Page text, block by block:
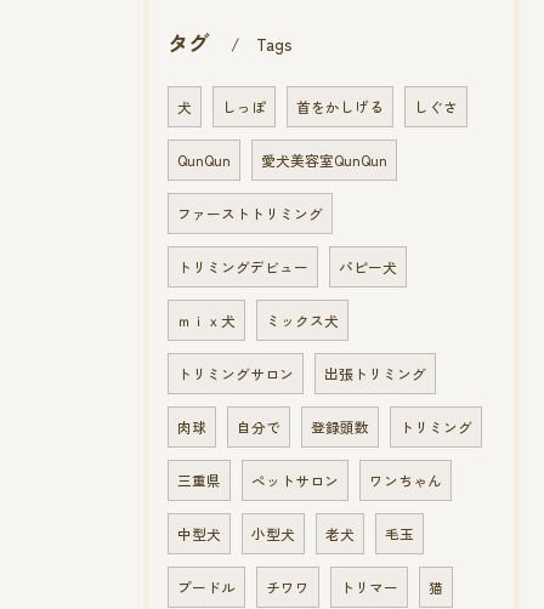
タグ Tags
犬 しっぽ 首をかしげる しぐさ
QunQun 愛犬美容室QunQun
ファーストトリミング
トリミングデビュー パピー犬
ｍｉｘ犬 ミックス犬
トリミングサロン 出張トリミング
肉球 自分で 登録頭数 トリミング
三重県 ペットサロン ワンちゃん
中型犬 小型犬 老犬 毛玉
プードル チワワ トリマー 猫